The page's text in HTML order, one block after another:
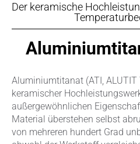
Der keramische
Aluminiumtitanat (ATI, ALUTIT
keramischer
außergewöhnlichen
Material überstehen selbst
von mehreren hundert Grad